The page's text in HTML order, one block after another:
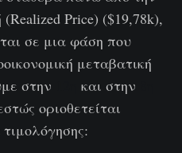
Price) ($19,78k),
σε μια φάση που
μεταβατική
στην
και στην
οριοθετείται